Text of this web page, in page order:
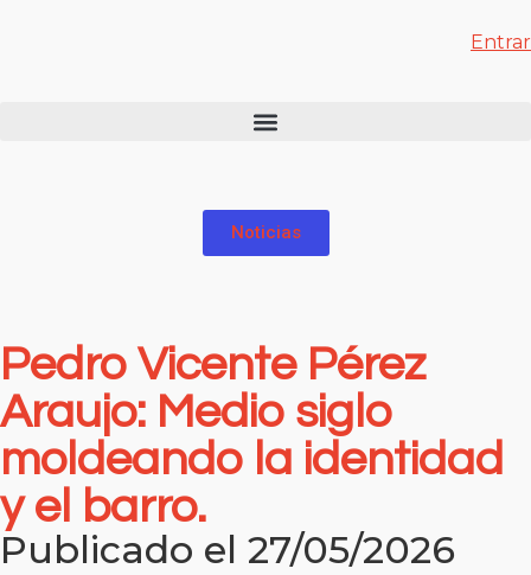
Entrar
Noticias
Pedro Vicente Pérez
Araujo: Medio siglo
moldeando la identidad
y el barro.
Publicado el 27/05/2026